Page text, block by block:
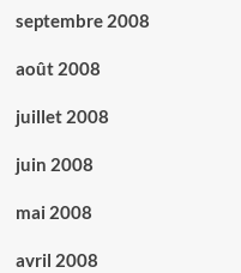
septembre 2008
août 2008
juillet 2008
juin 2008
mai 2008
avril 2008